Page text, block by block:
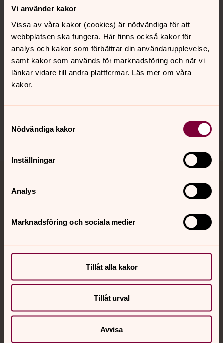
Vi använder kakor
Vissa av våra kakor (cookies) är nödvändiga för att
webbplatsen ska fungera. Här finns också kakor för
analys och kakor som förbättrar din användarupplevelse,
samt kakor som används för marknadsföring och när vi
länkar vidare till andra plattformar. Läs mer om våra
kakor.
Nödvändiga kakor
Inställningar
Analys
Marknadsföring och sociala medier
Tillåt alla kakor
Tillåt urval
Avvisa
Kalender
Hitta snabbt
Sociala kanaler
med en präst på kvällar och nätter.
Chatt
Svenska kyrkan